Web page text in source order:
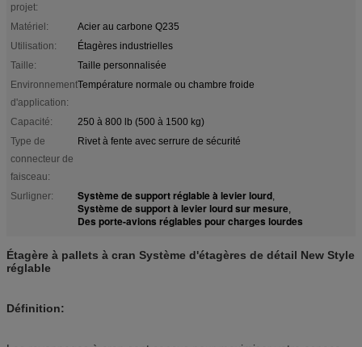
projet:
Matériel:
Acier au carbone Q235
Utilisation:
Étagères industrielles
Taille:
Taille personnalisée
Environnement
d'application:
Température normale ou chambre froide
Capacité:
250 à 800 lb (500 à 1500 kg)
Type de
connecteur de
faisceau:
Rivet à fente avec serrure de sécurité
Surligner: Système de support réglable à levier lourd,
Système de support à levier lourd sur mesure,
Des porte-avions réglables pour charges lourdes
Étagère à pallets à cran Système d'étagères de détail New Style
réglable
Définition: